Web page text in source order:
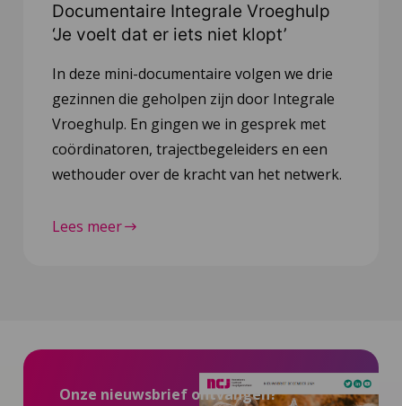
Documentaire Integrale Vroeghulp
‘Je voelt dat er iets niet klopt’
In deze mini-documentaire volgen we drie
gezinnen die geholpen zijn door Integrale
Vroeghulp. En gingen we in gesprek met
coördinatoren, trajectbegeleiders en een
wethouder over de kracht van het netwerk.
Lees meer
Onze nieuwsbrief ontvangen?